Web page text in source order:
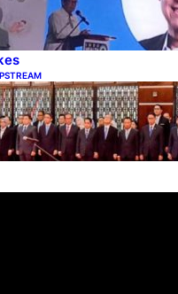
Digitalisasi
Alat-Alat
Kesehatan
Kepala Badan